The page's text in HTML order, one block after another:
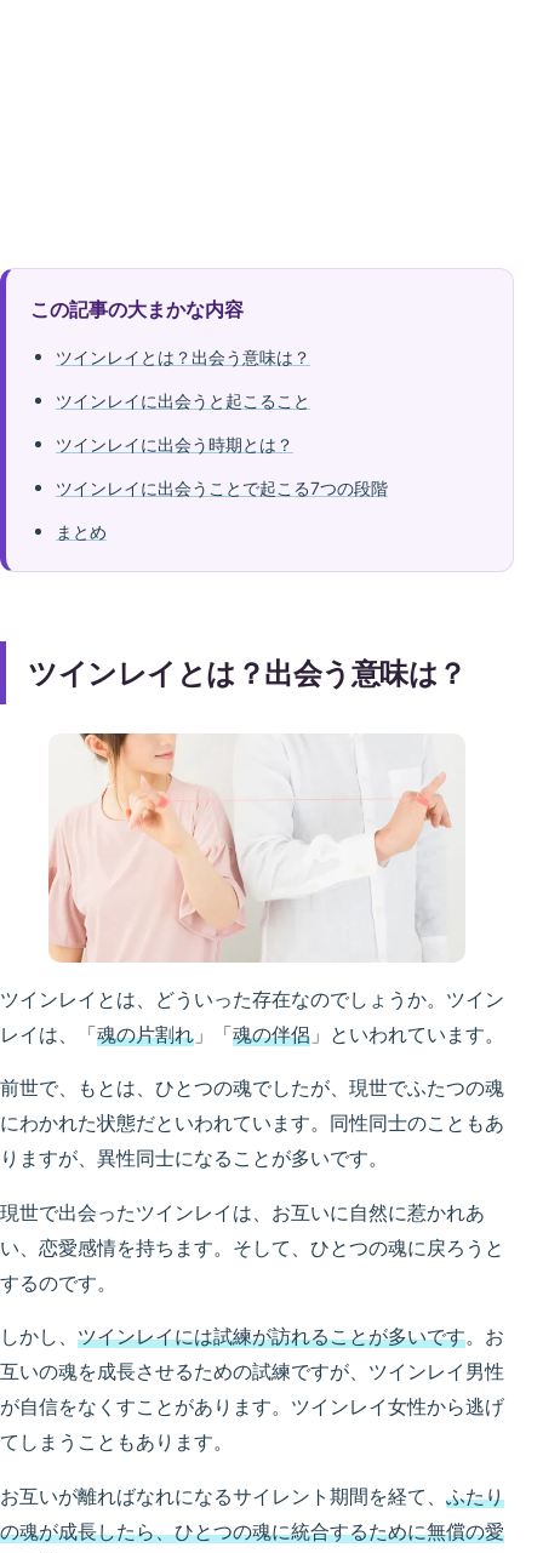
この記事の大まかな内容
ツインレイとは？出会う意味は？
ツインレイに出会うと起こること
ツインレイに出会う時期とは？
ツインレイに出会うことで起こる7つの段階
まとめ
ツインレイとは？出会う意味は？
ツインレイとは、どういった存在なのでしょうか。ツイン
レイは、「魂の片割れ 」「魂の伴侶 」といわれています。
前世で、もとは、ひとつの魂でしたが、現世でふたつの魂
にわかれた状態だといわれています。同性同士のこともあ
りますが、異性同士になることが多いです。
現世で出会ったツインレイは、お互いに自然に惹かれあ
い、恋愛感情を持ちます。そして、ひとつの魂に戻ろうと
するのです。
しかし、 ツインレイには試練が訪れることが多いです。お
互いの魂を成長させるための試練ですが、ツインレイ男性
が自信をなくすことがあります。ツインレイ女性から逃げ
てしまうこともあります。
お互いが離ればなれになるサイレント期間を経て、 ふたり
の魂が成長したら、ひとつの魂に統合するために無償の愛